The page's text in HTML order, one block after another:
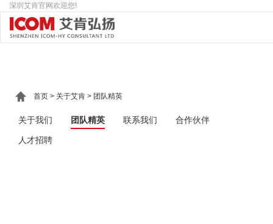
深圳艾肯官网欢迎您!
首页 > 关于艾肯 > 团队精英
关于我们 团队精英 联系我们 合作伙伴
人才招聘